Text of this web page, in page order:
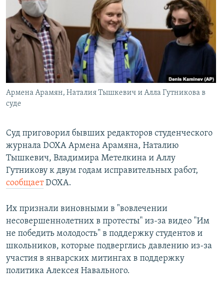
РАСПИСАНИЕ ВЕЩАНИЯ
ПОДПИШИТЕСЬ НА РАССЫЛКУ
СОЦИАЛЬНЫЕ СЕТИ
Армена Арамян, Наталия Тышкевич и Алла Гутникова в
суде
Суд приговорил бывших редакторов студенческого
журнала DOXA Армена Арамяна, Наталию
Тышкевич, Владимира Метелкина и Аллу
Гутникову к двум годам исправительных работ,
сообщаетDOXA.
Их признали виновными в "вовлечении
несовершеннолетних в протесты" из-за видео "Им
не победить молодость" в поддержку студентов и
школьников, которые подверглись давлению из-за
участия в январских митингах в поддержку
политика Алексея Навального.